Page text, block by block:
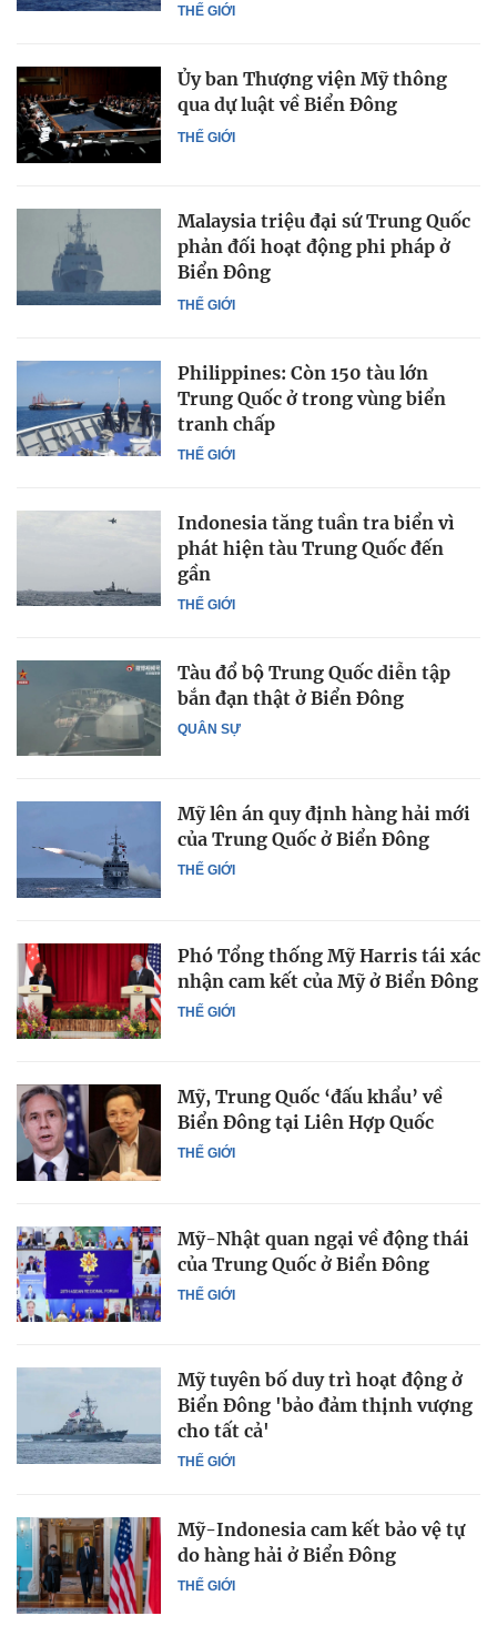
THẾ GIỚI
THẾ GIỚI
Ủy ban Thượng viện Mỹ thông
qua dự luật về Biển Đông
THẾ GIỚI
Malaysia triệu đại sứ Trung Quốc
phản đối hoạt động phi pháp ở
Biển Đông
THẾ GIỚI
Philippines: Còn 150 tàu lớn
Trung Quốc ở trong vùng biển
tranh chấp
THẾ GIỚI
Indonesia tăng tuần tra biển vì
phát hiện tàu Trung Quốc đến
gần
QUÂN SỰ
Tàu đổ bộ Trung Quốc diễn tập
bắn đạn thật ở Biển Đông
THẾ GIỚI
Mỹ lên án quy định hàng hải mới
của Trung Quốc ở Biển Đông
THẾ GIỚI
Phó Tổng thống Mỹ Harris tái xác
nhận cam kết của Mỹ ở Biển Đông
THẾ GIỚI
Mỹ, Trung Quốc ‘đấu khẩu’ về
Biển Đông tại Liên Hợp Quốc
THẾ GIỚI
Mỹ-Nhật quan ngại về động thái
của Trung Quốc ở Biển Đông
THẾ GIỚI
Mỹ tuyên bố duy trì hoạt động ở
Biển Đông 'bảo đảm thịnh vượng
cho tất cả'
THẾ GIỚI
Mỹ-Indonesia cam kết bảo vệ tự
do hàng hải ở Biển Đông